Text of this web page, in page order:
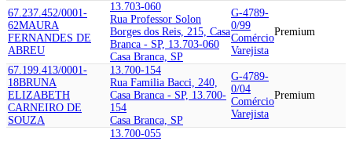
67.237.452/0001-
62MAURA
FERNANDES DE
ABREU
13.703-060
Rua Professor Solon
Borges dos Reis, 215, Casa
Branca - SP, 13.703-060
Casa Branca, SP
G-4789-
0/99
Comércio
Varejista
Premium
67.199.413/0001-
18BRUNA
ELIZABETH
CARNEIRO DE
SOUZA
13.700-154
Rua Familia Bacci, 240,
Casa Branca - SP, 13.700-
154
Casa Branca, SP
G-4789-
0/04
Comércio
Varejista
Premium
13.700-055